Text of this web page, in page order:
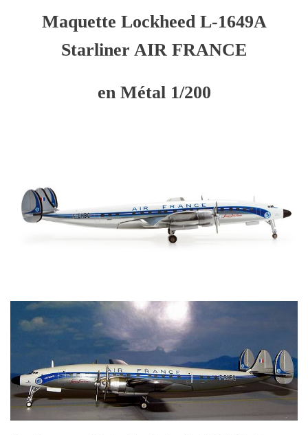
Maquette Lockheed L-1649A
Starliner AIR FRANCE
en Métal 1/200